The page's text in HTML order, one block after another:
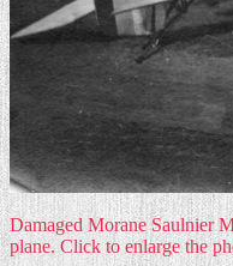
Damaged Morane Saulnier
plane. Click to enlarge the